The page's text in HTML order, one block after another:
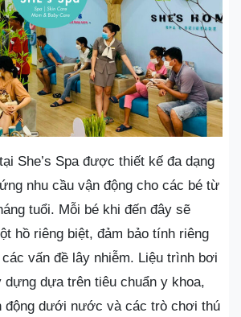
She’s Spa được thiết kế đa dạng
nhu cầu vận động cho các bé từ
tuổi. Mỗi bé khi đến đây sẽ
hồ riêng biệt, đảm bảo tính riêng
vấn đề lây nhiễm. Liệu trình bơi
dựa trên tiêu chuẩn y khoa,
động dưới nước và các trò chơi thú